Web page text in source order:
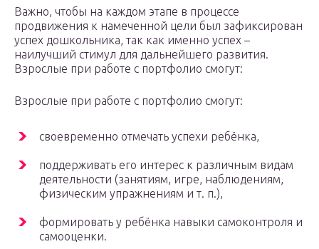
Важно, чтобы на каждом этапе в процессе
продвижения к намеченной цели был зафиксирован
успех дошкольника, так как именно успех –
наилучший стимул для дальнейшего развития.
Взрослые при работе с портфолио смогут:
Взрослые при работе с портфолио смогут:
своевременно отмечать успехи ребёнка,
поддерживать его интерес к различным видам
деятельности (занятиям, игре, наблюдениям,
физическим упражнениям и т. п.),
формировать у ребёнка навыки самоконтроля и
самооценки.